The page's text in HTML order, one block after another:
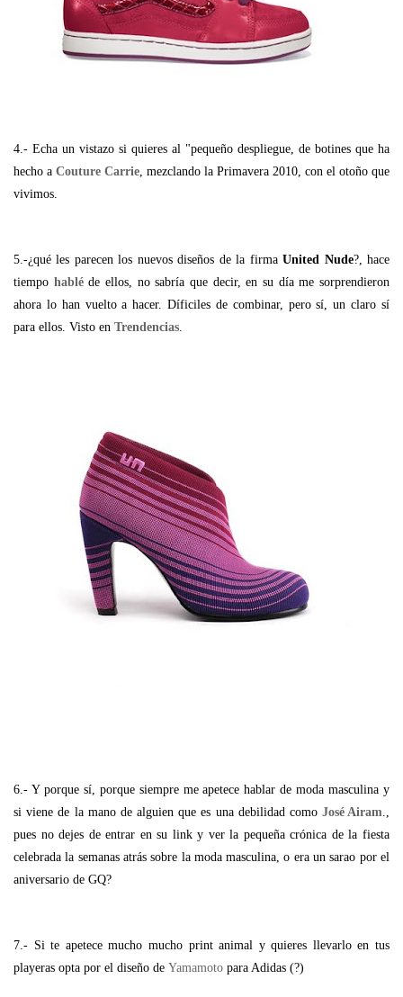
4.- Echa un vistazo si quieres al "pequeño despliegue, de botines que ha
hecho a Couture Carrie , mezclando la Primavera 2010, con el otoño que
vivimos.
5.-¿qué les parecen los nuevos diseños de la firmaUnited Nude?, hace
tiempo habléde ellos, no sabría que decir, en su día me sorprendieron
ahora lo han vuelto a hacer. Díficiles de combinar, pero sí, un claro sí
para ellos. Visto en Trendencias
6.- Y porque sí, porque siempre me apetece hablar de moda masculina y
si viene de la mano de alguien que es una debilidad como José Airam
pues no dejes de entrar en su link y ver la pequeña crónica de la fiesta
celebrada la semanas atrás sobre la moda masculina, o era un sarao por el
aniversario de GQ?
7.- Si te apetece mucho mucho print animal y quieres llevarlo en tus
playeras opta por el diseño de Yamamoto para Adidas (?)